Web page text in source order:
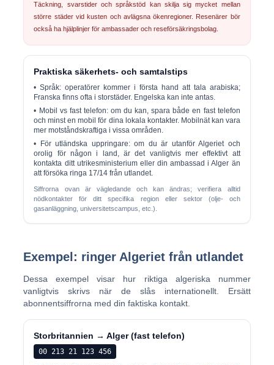
Täckning, svarstider och språkstöd kan skilja sig mycket mellan
större städer vid kusten och avlägsna ökenregioner. Resenärer bör
också ha hjälplinjer för ambassader och reseförsäkringsbolag.
Praktiska säkerhets- och samtalstips
•Språk: operatörer kommer i första hand att tala arabiska;
Franska finns ofta i storstäder. Engelska kan inte antas.
• Mobil vs fast telefon:om du kan, spara både en fast telefon
och minst en mobil för dina lokala kontakter. Mobilnät kan vara
mer motståndskraftiga i vissa områden.
•
För utländska uppringare:om du är utanför Algeriet och
orolig för någon i land, är det vanligtvis mer effektivt att
kontakta ditt utrikesministerium eller din ambassad i Alger än
att försöka ringa 17/14 från utlandet.
Siffrorna ovan är vägledande och kan ändras; verifiera alltid
nödkontakter för ditt specifika region eller sektor (olje- och
gasanläggning, universitetscampus, etc.).
Exempel: ringer Algeriet från utlandet
Dessa exempel visar hur riktiga algeriska nummer
vanligtvis skrivs när de slås internationellt. Ersätt
abonnentsiffrorna med din faktiska kontakt.
Storbritannien → Alger (fast telefon)
00 213 21 123 456